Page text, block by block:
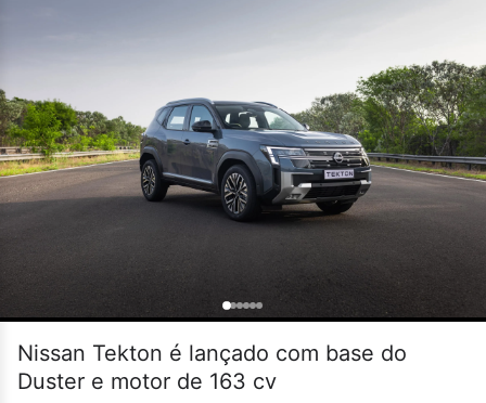
Nissan Tekton é lançado com base do
Duster e motor de 163 cv